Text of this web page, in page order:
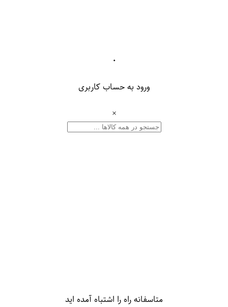
۰
ورود به حساب کاربری
×
متاسفانه راه را اشتباه آمده اید